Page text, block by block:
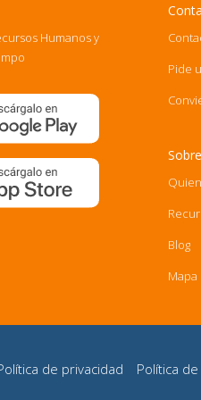
Humanos y
Pide
Blog
de privacidad Política